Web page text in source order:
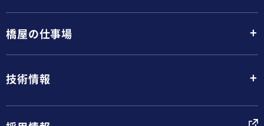
橋屋の仕事場 +
技術情報 +